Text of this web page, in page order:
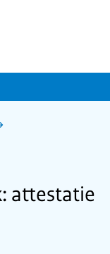
attestatie